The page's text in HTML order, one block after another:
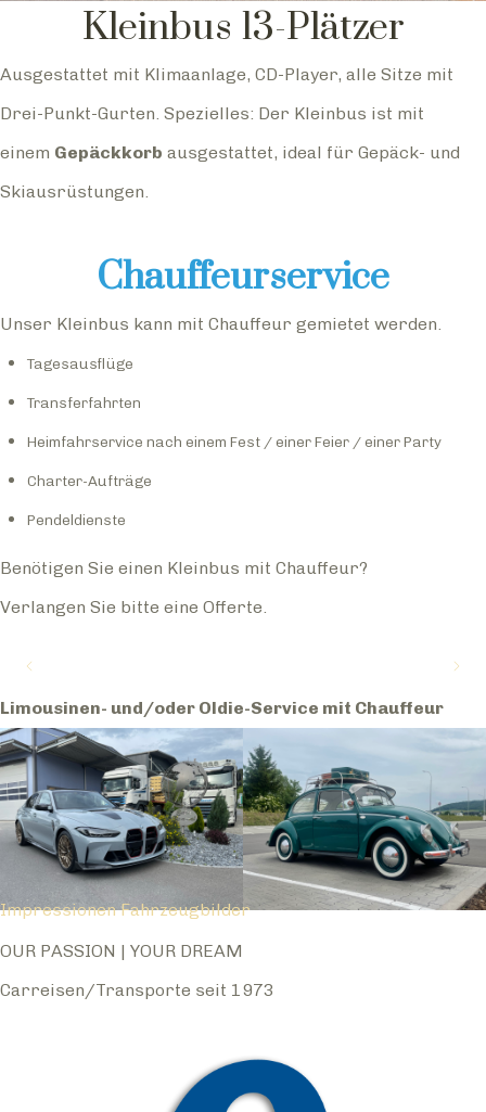
Kleinbus 13-Plätzer
Ausgestattet mit Klimaanlage, CD-Player, alle Sitze mit
Drei-Punkt-Gurten. Spezielles: Der Kleinbus ist mit
einem Gepäckkorb ausgestattet, ideal für Gepäck- und
Skiausrüstungen.
Chauffeurservice
Unser Kleinbus kann mit Chauffeur gemietet werden.
Tagesausflüge
Transferfahrten
Heimfahrservice nach einem Fest / einer Feier / einer Party
Charter-Aufträge
Pendeldienste
Benötigen Sie einen Kleinbus mit Chauffeur?
Verlangen Sie bitte eine Offerte.
Limousinen- und/oder Oldie-Service mit Chauffeur
Impressionen Fahrzeugbilder
OUR PASSION | YOUR DREAM
Carreisen/Transporte seit 1973